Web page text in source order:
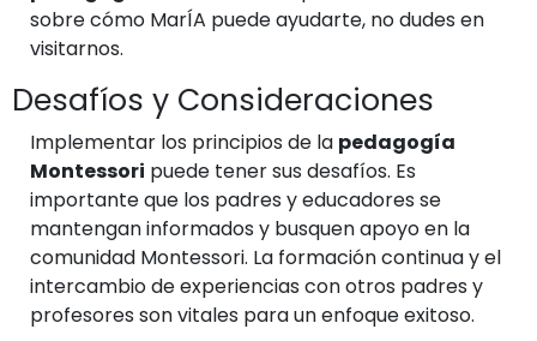
sobre cómo MarÍA puede ayudarte, no dudes en
visitarnos.
Desafíos y Consideraciones
Implementar los principios de la pedagogía
Montessori puede tener sus desafíos. Es
importante que los padres y educadores se
mantengan informados y busquen apoyo en la
comunidad Montessori. La formación continua y el
intercambio de experiencias con otros padres y
profesores son vitales para un enfoque exitoso.